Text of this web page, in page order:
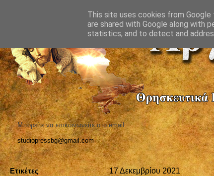
Μπορείτε να επικοινωνείτε στο email
studiopressbg@gmail.com
17 Δεκεμβρίου 2021
Ετικέτες
This site uses cookies from
are shared with Google along with
statistics, and to detect and